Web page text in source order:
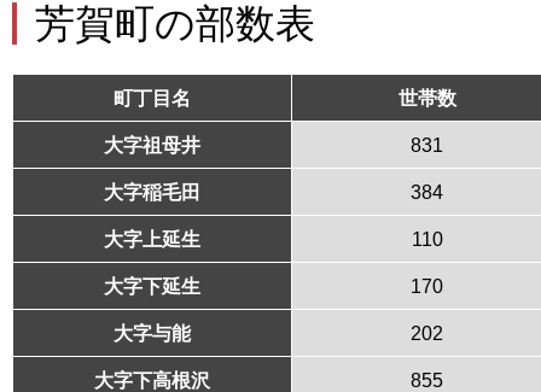
芳賀町の部数表
町丁目名 世帯数
大字祖母井 831
大字稲毛田 384
大字上延生 110
大字下延生 170
大字与能 202
大字下高根沢 855